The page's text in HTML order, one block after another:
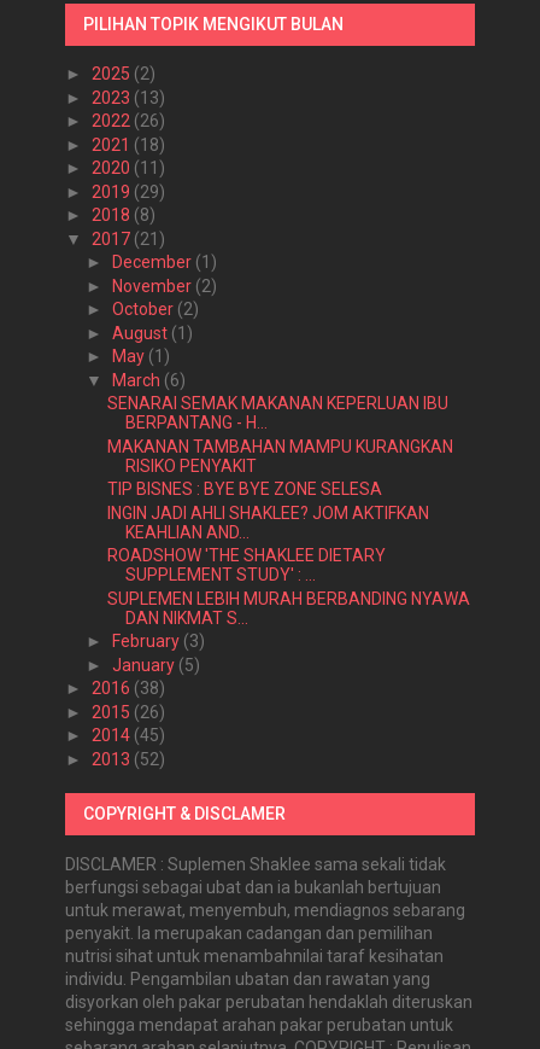
PILIHAN TOPIK MENGIKUT BULAN
► 2025 (2)
► 2023 (13)
► 2022 (26)
► 2021 (18)
► 2020 (11)
► 2019 (29)
► 2018 (8)
▼ 2017 (21)
►
December (1)
►
November (2)
► October (2)
► August (1)
►
May (1)
▼
March (6)
SENARAI SEMAK MAKANAN KEPERLUAN IBU
BERPANTANG - H...
MAKANAN TAMBAHAN MAMPU KURANGKAN
RISIKO PENYAKIT
TIP BISNES : BYE BYE ZONE SELESA
INGIN JADI AHLI SHAKLEE? JOM AKTIFKAN
KEAHLIAN AND...
ROADSHOW 'THE SHAKLEE DIETARY
SUPPLEMENT STUDY' : ...
SUPLEMEN LEBIH MURAH BERBANDING NYAWA
DAN NIKMAT S...
►
February (3)
► January (5)
► 2016 (38)
► 2015 (26)
► 2014 (45)
► 2013 (52)
COPYRIGHT & DISCLAMER
DISCLAMER : Suplemen Shaklee sama sekali tidak
berfungsi sebagai ubat dan ia bukanlah bertujuan
untuk merawat, menyembuh, mendiagnos sebarang
penyakit. Ia merupakan cadangan dan pemilihan
nutrisi sihat untuk menambahnilai taraf kesihatan
individu. Pengambilan ubatan dan rawatan yang
disyorkan oleh pakar perubatan hendaklah diteruskan
sehingga mendapat arahan pakar perubatan untuk